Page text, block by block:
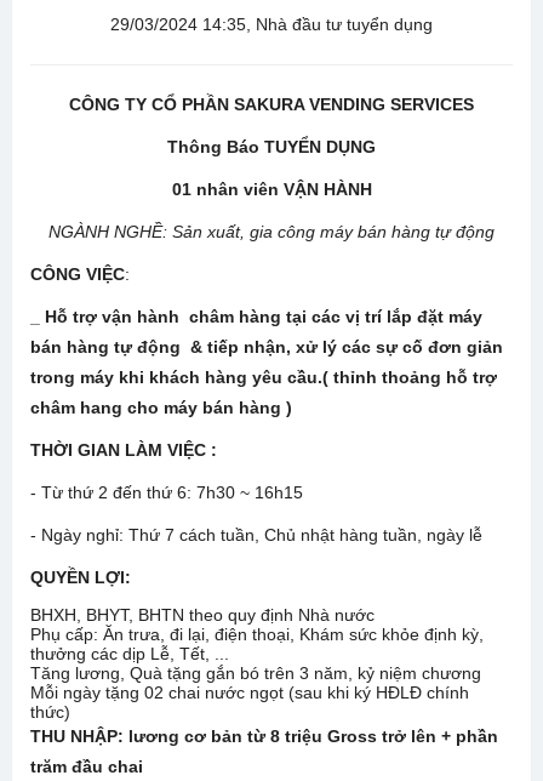
29/03/2024 14:35, Nhà đầu tư tuyển dụng
CÔNG TY CỔ PHẦN SAKURA VENDING SERVICES
Thông Báo TUYỂN DỤNG
01 nhân viên VẬN HÀNH
NGÀNH NGHỀ: Sản xuất, gia công máy bán hàng tự động
CÔNG VIỆC:
_ Hỗ trợ vận hành châm hàng tại các vị trí lắp đặt máy
bán hàng tự động & tiếp nhận, xử lý các sự cố đơn giản
trong máy khi khách hàng yêu cầu.( thỉnh thoảng hỗ trợ
châm hang cho máy bán hàng )
THỜI GIAN LÀM VIỆC :
- Từ thứ 2 đến thứ 6: 7h30 ~ 16h15
- Ngày nghỉ: Thứ 7 cách tuần, Chủ nhật hàng tuần, ngày lễ
QUYỀN LỢI:
BHXH, BHYT, BHTN theo quy định Nhà nước
Phụ cấp: Ăn trưa, đi lại, điện thoại, Khám sức khỏe định kỳ,
thưởng các dịp Lễ, Tết, ...
Tăng lương, Quà tặng gắn bó trên 3 năm, kỷ niệm chương
Mỗi ngày tặng 02 chai nước ngọt (sau khi ký HĐLĐ chính
thức)
THU NHẬP: lương cơ bản từ 8 triệu Gross trở lên + phần
trăm đầu chai